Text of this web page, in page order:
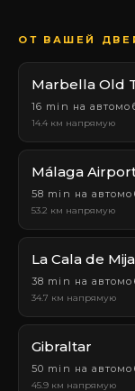
ОТ ВАШЕЙ
Marbella Old
16 min на
14.4 км напрямую
Málaga
58 min на
53.2 км напрямую
La Cala de
38 min на
34.7 км напрямую
Gibraltar
50 min на
45.9 км напрямую